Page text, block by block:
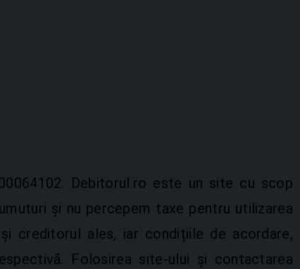
Debitorul.ro este un site cu scop
și nu percepem taxe pentru utilizarea
creditorul ales, iar condițiile de acordare,
Folosirea site-ului și contactarea